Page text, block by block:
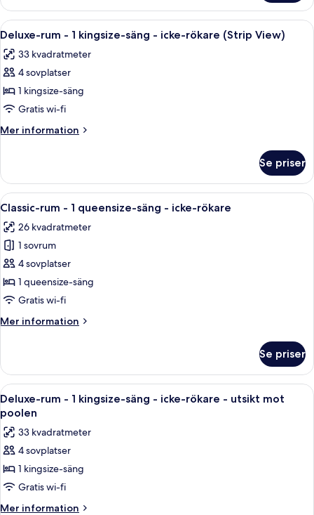
Queen
Suite,
Pool
Non-
Smoking
Öppna
alla
foton
för
Deluxe-
rum
-
1
säng
icke-
rökare
(Strip
View)
Ett hotellrum med en stor säng, en
8
Deluxe-rum - 1 kingsize-säng - icke-rökare (Strip View)
33 kvadratmeter
4 sovplatser
1 kingsize-säng
Gratis wi-fi
Mer information
Mer
rum
1
säng
icke-
rökare
(Strip
View)
Se priser
Öppna
alla
foton
för
Classic-
rum
-
queensize-
icke-
rökare
Ett hotellrum med en stor säng, ett
5
Classic-rum - 1 queensize-säng - icke-rökare
26 kvadratmeter
1 sovrum
4 sovplatser
1 queensize-säng
Gratis wi-fi
Mer information
Mer
rum
1
queensize-
säng
icke-
Se priser
Öppna
alla
foton
för
Deluxe-
rum
-
1
Ett modernt hotellrum med en stor
7
Deluxe-rum - 1 kingsize-säng - icke-rökare - utsikt mot
poolen
33 kvadratmeter
4 sovplatser
1 kingsize-säng
Gratis wi-fi
Mer information
Mer